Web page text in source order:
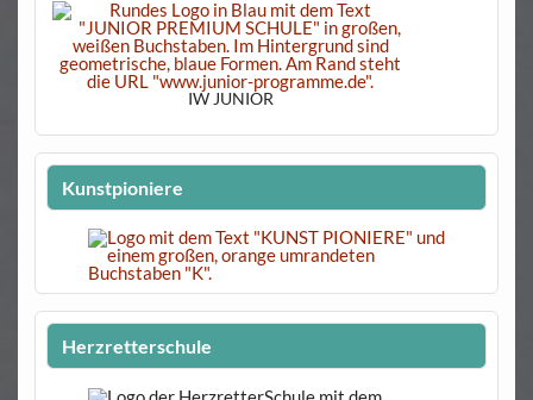
IW JUNIOR
Kunstpioniere
Herzretterschule